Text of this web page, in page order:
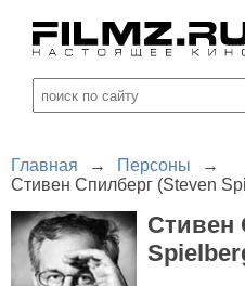
Главная → Персоны
→
Стивен Спилберг (Steven
Стивен